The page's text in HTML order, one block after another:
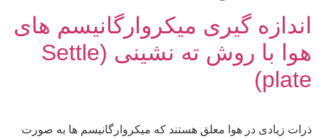
اندازه گیری میکروارگانیسم های
هوا با روش ته نشینی (Settle
plate)
ذرات زیادی در هوا معلق هستند که میکروارگانیسم ها به صورت